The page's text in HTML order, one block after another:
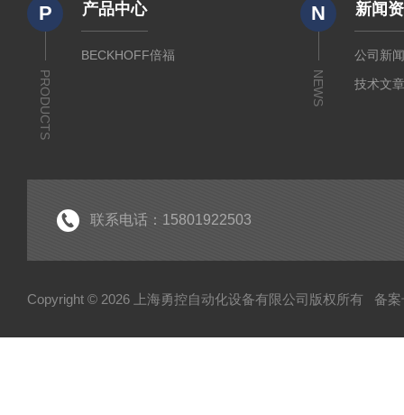
P
PRODUCTS
产品中心
BECKHOFF倍福
N
NEWS
新闻
公司新
技术文
联系电话：15801922503
Copyright © 2026 上海勇控自动化设备有限公司版权所有 备案